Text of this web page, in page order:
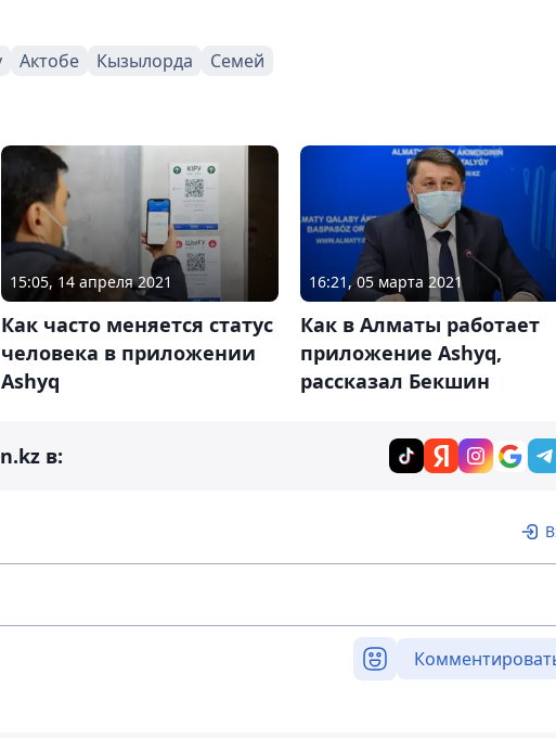
Актобе Кызылорда Семей
15:05, 14 апреля 2021
Как часто меняется статус
человека в приложении
Ashyq
16:21, 05 марта 2021
Как в Алматы работает
приложение Ashyq,
рассказал Бекшин
в: